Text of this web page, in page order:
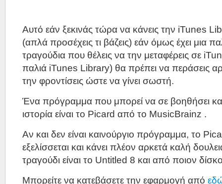
Αυτό εάν ξεκινάς τώρα να κάνεις την iTunes
(απλά προσέχεις τι βάζεις) εάν όμως έχει μια
τραγούδια που θέλεις να την μεταφέρεις σε
παλιά iTunes Library) θα πρέπει να περάσεις
την φροντίσεις ώστε να γίνει σωστή.
Ένα πρόγραμμα που μπορεί να σε βοηθήσει
ιστορία είναι το Picard από το MusicBrainz .
Αν και δεν είναι καινούργιο πρόγραμμα, το
εξελίσσεται και κάνει πλέον αρκετά καλή
τραγούδι είναι το Untitled 8 και από ποιον δίσκο
Μπορείτε να κατεβάσετε την εφαρμογή από